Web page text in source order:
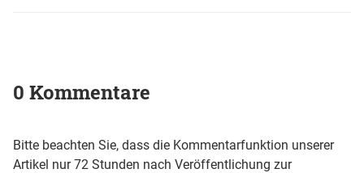
0 Kommentare
Bitte beachten Sie, dass die Kommentarfunktion unserer
Artikel nur 72 Stunden nach Veröffentlichung zur